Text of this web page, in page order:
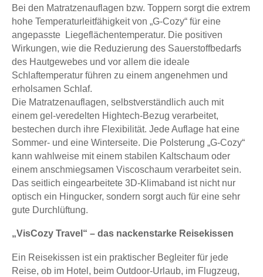
Bei den Matratzenauflagen bzw. Toppern sorgt die extrem
hohe Temperaturleitfähigkeit von „G-Cozy“ für eine
angepasste Liegeflächentemperatur. Die positiven
Wirkungen, wie die Reduzierung des Sauerstoffbedarfs
des Hautgewebes und vor allem die ideale
Schlaftemperatur führen zu einem angenehmen und
erholsamen Schlaf.
Die Matratzenauflagen, selbstverständlich auch mit
einem gel-veredelten Hightech-Bezug verarbeitet,
bestechen durch ihre Flexibilität. Jede Auflage hat eine
Sommer- und eine Winterseite. Die Polsterung „G-Cozy“
kann wahlweise mit einem stabilen Kaltschaum oder
einem anschmiegsamen Viscoschaum verarbeitet sein.
Das seitlich eingearbeitete 3D-Klimaband ist nicht nur
optisch ein Hingucker, sondern sorgt auch für eine sehr
gute Durchlüftung.
„VisCozy Travel“ – das nackenstarke Reisekissen
Ein Reisekissen ist ein praktischer Begleiter für jede
Reise, ob im Hotel, beim Outdoor-Urlaub, im Flugzeug,